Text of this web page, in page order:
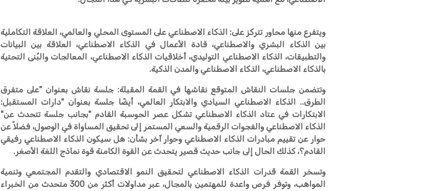
ويتفرع منها محاور تتركز على: الذكاء الاصطناعي على المستوى المحلي والعالمي، العلاقة التكاملية
بين الذكاء البشري والاصطناعي، قادة الأعمال في الذكاء الاصطناعي، العلاقة بين البيانات
والتطبيقات، الذكاء الاصطناعي التوليدي، أخلاقيات الذكاء الاصطناعي، المعالجات والبُنى التحتية
بالذكاء الاصطناعي، الذكاء الاصطناعي والمدن الذكية.
وتتضمن جلسات النقاش المتوقع نقاشها في القمة المقبلة: جلسة نقاش بعنوان "على متفرق
الطرق.. الذكاء الاصطناعي السيادي والابتكار العالمي، أيضًا جلسة بعنوان "دارات المستقبل:
الابتكارات في عتاد الذكاء الاصطناعي تشكل عصر الحوسبة القادم "بجانب جلسة تتحدث عن"
الذكاء الاصطناعي والفجوات الرقمية والسعي المستمر إلى تحقيق المساواة في الوصول، فضلاً عن
حوار عن تقييم مبادرات الذكاء الاصطناعي وحوار آخر بشأن: هل سيكون الذكاء الاصطناعي رفيقي
القادم؟، كذلك الحال إلى جانب حديث قصير يتحدث عن القوة الكامنة قوة نماذج اللغة الأصغر.
وتسخر القمة قدرات الذكاء الاصطناعي لتحقيق النمو الاقتصادي والتقدم المجتمعي وتنمية
المواهب، وتوفر فرص واعدة للمهتمين بالمجال، عبر مداولات أكثر من 300 متحدث من الخبراء